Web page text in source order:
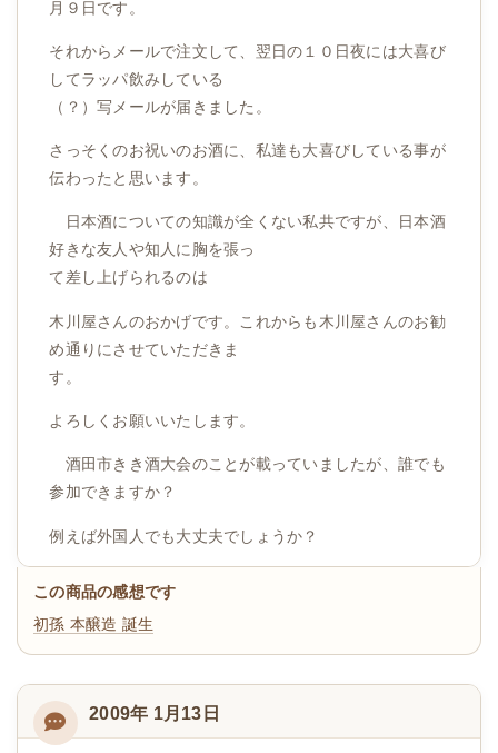
月９日です。
それからメールで注文して、翌日の１０日夜には大喜び
してラッパ飲みしている
（？）写メールが届きました。
さっそくのお祝いのお酒に、私達も大喜びしている事が
伝わったと思います。
日本酒についての知識が全くない私共ですが、日本酒
好きな友人や知人に胸を張っ
て差し上げられるのは
木川屋さんのおかげです。これからも木川屋さんのお勧
め通りにさせていただきま
す。
よろしくお願いいたします。
酒田市きき酒大会のことが載っていましたが、誰でも
参加できますか？
例えば外国人でも大丈夫でしょうか？
この商品の感想です
初孫 本醸造 誕生
2009年 1月13日